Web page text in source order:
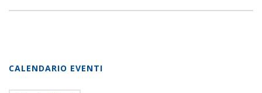
CALENDARIO EVENTI